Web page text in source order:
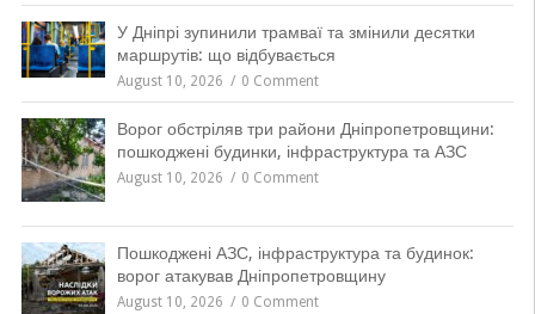
У Дніпрі зупинили трамваї та змінили десятки
маршрутів: що відбувається
August 10, 2026 0 Comment
Ворог обстріляв три райони Дніпропетровщини:
пошкоджені будинки, інфраструктура та АЗС
August 10, 2026 0 Comment
Пошкоджені АЗС, інфраструктура та будинок:
ворог атакував Дніпропетровщину
August 10, 2026 0 Comment